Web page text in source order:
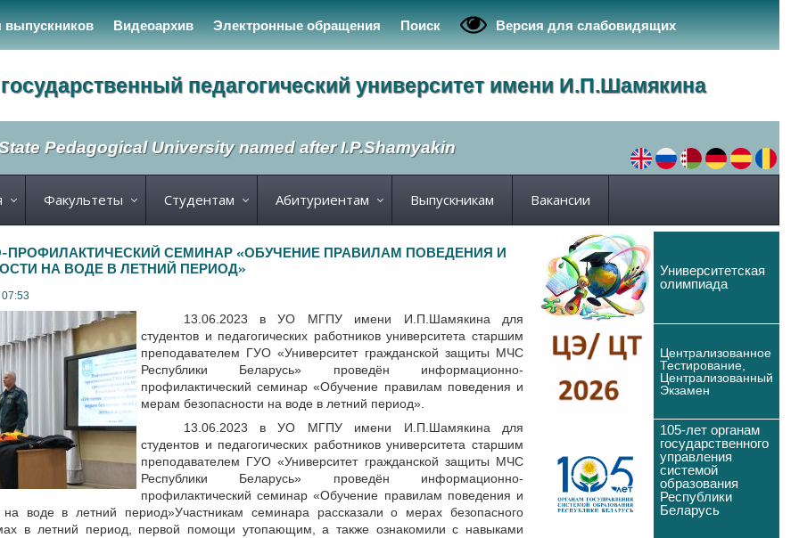
выпускников Видеоархив Электронные обращения Поиск Версия для слабовидящих
педагогический университет имени И.П.Шамякина
Pedagogical University named after I.P.Shamyakin
Факультеты Студентам Абитуриентам Выпускникам Вакансии
СЕМИНАР «ОБУЧЕНИЕ ПРАВИЛАМ ПОВЕДЕНИЯ И
НА ВОДЕ В ЛЕТНИЙ ПЕРИОД»
13.06.2023 в УО МГПУ имени И.П.Шамякина для
студентов и педагогических работников университета старшим
преподавателем ГУО «Университет гражданской защиты МЧС
Республики Беларусь» проведён информационно-
профилактический семинар «Обучение правилам поведения и
мерам безопасности на воде в летний период».
13.06.2023 в УО МГПУ имени И.П.Шамякина для
студентов и педагогических работников университета старшим
преподавателем ГУО «Университет гражданской защиты МЧС
Республики Беларусь» проведён информационно-
профилактический семинар «Обучение правилам поведения и
воде в летний период»Участникам семинара рассказали о мерах безопасного
в летний период, первой помощи утопающим, а также ознакомили с навыками
Университетская
олимпиада
Централизованное
Тестирование,
Централизованный
Экзамен
105-лет органам
государственного
управления
системой
образования
Республики
Беларусь